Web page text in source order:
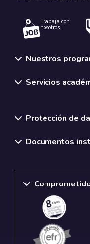
Trabaja con
nosotros.
Nuestros
Servicios
Protección de
Documentos